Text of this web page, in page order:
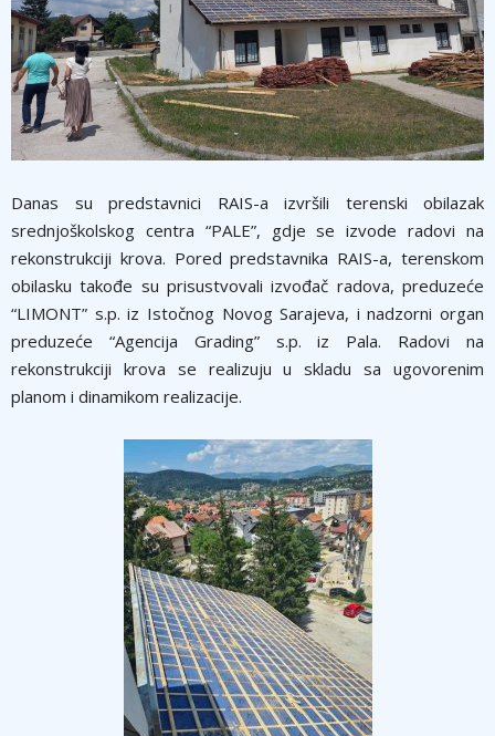
Danas su predstavnici RAIS-a izvršili terenski obilazak
srednjoškolskog centra “PALE”, gdje se izvode radovi na
rekonstrukciji krova. Pored predstavnika RAIS-a, terenskom
obilasku takođe su prisustvovali izvođač radova, preduzeće
“LIMONT” s.p. iz Istočnog Novog Sarajeva, i nadzorni organ
preduzeće “Agencija Grading” s.p. iz Pala. Radovi na
rekonstrukciji krova se realizuju u skladu sa ugovorenim
planom i dinamikom realizacije.